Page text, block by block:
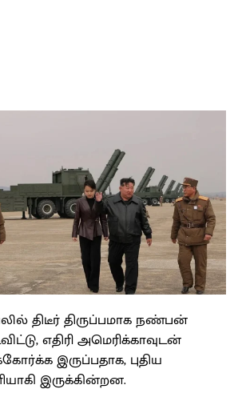
திடீர் திருப்பமாக நண்பன்
எதிரி அமெரிக்காவுடன்
இருப்பதாக, புதிய
இருக்கின்றன.